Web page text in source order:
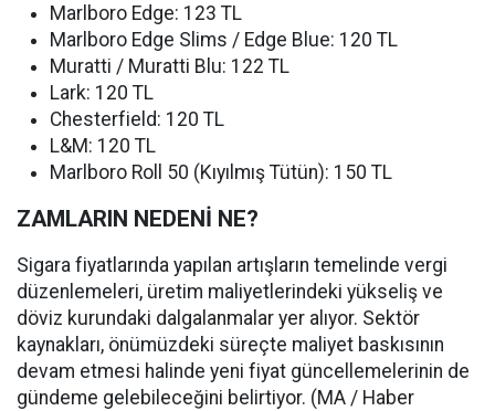
Marlboro Edge: 123 TL
Marlboro Edge Slims / Edge Blue: 120 TL
Muratti / Muratti Blu: 122 TL
Lark: 120 TL
Chesterfield: 120 TL
L&M: 120 TL
Marlboro Roll 50 (Kıyılmış Tütün): 150 TL
ZAMLARIN NEDENİ NE?
Sigara fiyatlarında yapılan artışların temelinde vergi
düzenlemeleri, üretim maliyetlerindeki yükseliş ve
döviz kurundaki dalgalanmalar yer alıyor. Sektör
kaynakları, önümüzdeki süreçte maliyet baskısının
devam etmesi halinde yeni fiyat güncellemelerinin de
gündeme gelebileceğini belirtiyor. (MA / Haber